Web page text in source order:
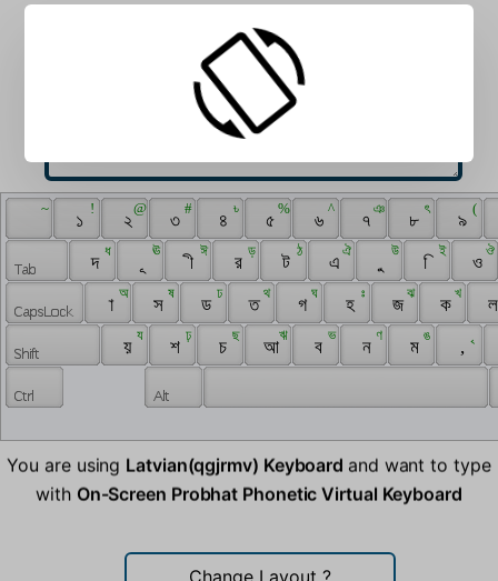
Type Probhat Phonetic characters into the box:
~
১
!
২
@
৩
#
৪
৳
৫
%
৬
^
৭
ঞ
৮
ৎ
৯
(
দ
ধ ঊ
ী
ঈ
র
ড়
ট
ঠ
এ
ঐ উ
ি
ই
ও
ঔ
া
অ
স
ষ
ড
ঢ
ত
থ
গ
ঘ
হ
ঃ
জ
ঝ
ক
খ
য়
য
শ
ঢ়
চ
ছ
আ
ঋ
ব
ভ
ন
ণ
ম
ঙ
,
You are using Latvian(qgjrmv) Keyboard and want to type
with On-Screen Probhat Phonetic Virtual Keyboard
Change Layout ?